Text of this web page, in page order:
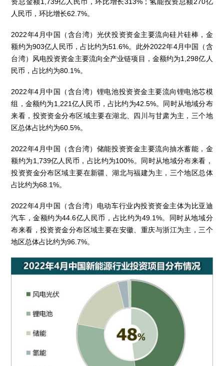
人民币，环比增长62.7%。
2022年4月中国（含台湾）光伏投资资金主要流向硅片硅棒，金
额约为903亿人民币，占比约为51.6%。此外2022年4月中国（含
台湾）风电投资资金主要流向全产业链项目，金额约为1,298亿人
民币，占比约为80.1%。
2022年4月中国（含台湾）锂电池投资资金主要流向锂电池芯模
组，金额约为1,221亿人民币，占比约为42.5%。同时从地域分布
来看，投资资金分布区域主要在湖北、四川与甘肃为主，三个地
区总体占比约为60.5%。
2022年4月中国（含台湾）储能投资资金主要流向抽水蓄能，金
额约为1,739亿人民币，占比约为100%。同时从地域分布来看，
投资资金分布区域主要在新疆、湖北与福建为主，三个地区总体
占比约为68.1%。
2022年4月中国（含台湾）电动车行业内投资资金主体为比亚迪
汽车，金额约为44.6亿人民币，占比约为49.1%。同时从地域分
布来看，投资资金分布区域主要在安徽、重庆与浙江为主，三个
地区总体占比约为96.7%。